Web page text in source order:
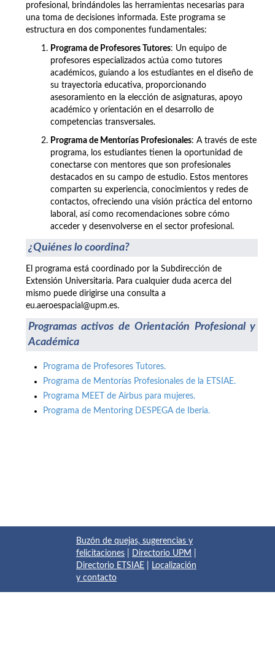
profesional, brindándoles las herramientas necesarias para
una toma de decisiones informada. Este programa se
estructura en dos componentes fundamentales:
Programa de Profesores Tutores: Un equipo de
profesores especializados actúa como tutores
académicos, guiando a los estudiantes en el diseño de
su trayectoria educativa, proporcionando
asesoramiento en la elección de asignaturas, apoyo
académico y orientación en el desarrollo de
competencias transversales.
Programa de Mentorías Profesionales: A través de este
programa, los estudiantes tienen la oportunidad de
conectarse con mentores que son profesionales
destacados en su campo de estudio. Estos mentores
comparten su experiencia, conocimientos y redes de
contactos, ofreciendo una visión práctica del entorno
laboral, así como recomendaciones sobre cómo
acceder y desenvolverse en el sector profesional.
¿Quiénes lo coordina?
El programa está coordinado por la Subdirección de
Extensión Universitaria. Para cualquier duda acerca del
mismo puede dirigirse una consulta a
eu.aeroespacial@upm.es.
Programas activos de Orientación Profesional y
Académica
Programa de Profesores Tutores.
Programa de Mentorías Profesionales de la ETSIAE.
Programa MEET de Airbus para mujeres.
Programa de Mentoring DESPEGA de Iberia.
Buzón de quejas, sugerencias y
felicitaciones
Directorio UPM
Directorio ETSIAE
Localización
y contacto